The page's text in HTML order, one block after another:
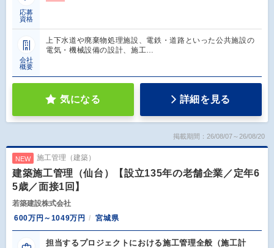
応募
資格
会社
概要
上下水道や廃棄物処理施設、電鉄・道路といった公共施設の
電気・機械設備の設計、施工…
気になる 詳細を見る
掲載期間：26/08/07～26/08/20
NEW 施工管理（建築）
建築施工管理（仙台）【設立135年の老舗企業／定年6
5歳／面接1回】
若築建設株式会社
600万円～1049万円
宮城県
担当するプロジェクトにおける施工管理全般（施工計